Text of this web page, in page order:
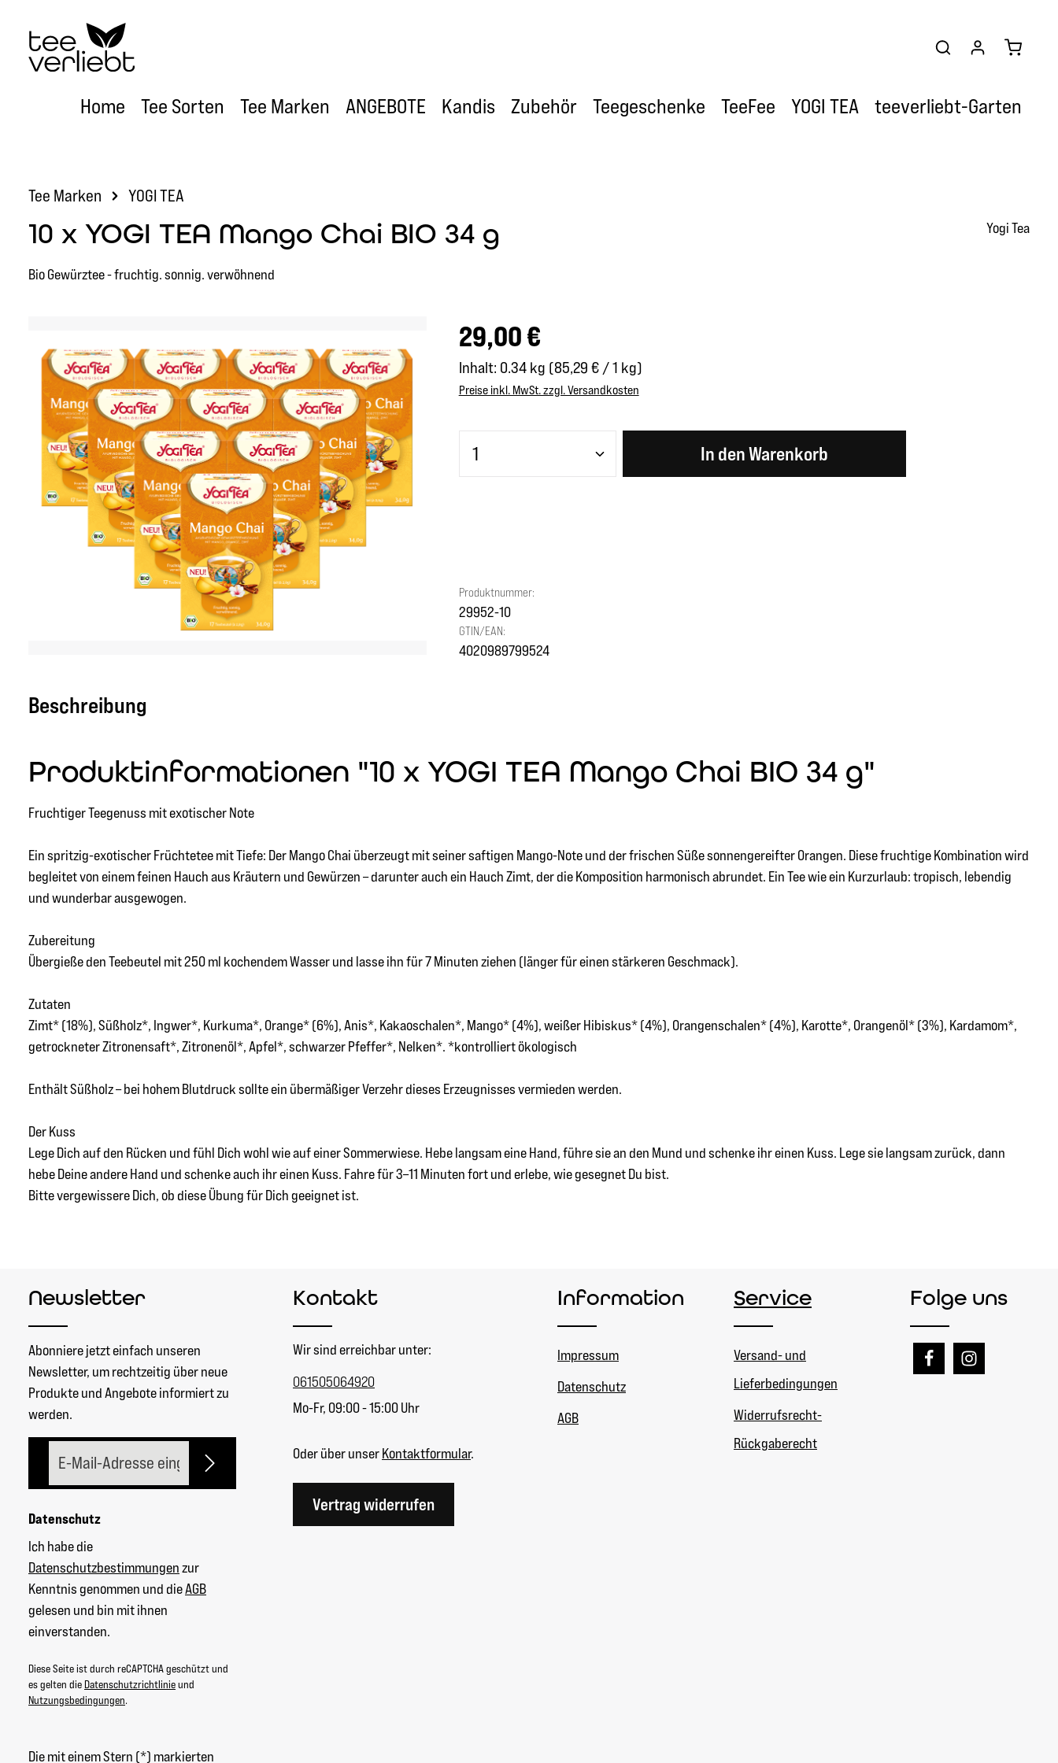
Hauptinhalt springen
Zur Hauptnavigation springen
Home Tee Sorten Tee Marken ANGEBOTE Kandis Zubehör Teegeschenke TeeFee YOGI TEA teeverliebt-Garten
Tee Marken YOGI TEA
10 x YOGI TEA Mango Chai BIO 34 g Yogi Tea
Bio Gewürztee - fruchtig. sonnig. verwöhnend
Regulärer Preis:
29,00 €
Inhalt: 0.34 kg (85,29 € / 1 kg)
Preise inkl. MwSt. zzgl. Versandkosten
Produkt Anzahl: Gib den gewünschten Wert ein oder benutze die Schaltflächen
In den Warenkorb
Produktnummer:
29952-10
GTIN/EAN:
4020989799524
Beschreibung
Produktinformationen "10 x YOGI TEA Mango Chai BIO 34 g"
Fruchtiger Teegenuss mit exotischer Note
Ein spritzig-exotischer Früchtetee mit Tiefe: Der Mango Chai überzeugt mit seiner saftigen Mango-Note und der frischen Süße sonnengereifter Orangen. Diese fruchtige Kombination wird
begleitet von einem feinen Hauch aus Kräutern und Gewürzen – darunter auch ein Hauch Zimt, der die Komposition harmonisch abrundet. Ein Tee wie ein Kurzurlaub: tropisch, lebendig
und wunderbar ausgewogen.
Zubereitung
Übergieße den Teebeutel mit 250 ml kochendem Wasser und lasse ihn für 7 Minuten ziehen (länger für einen stärkeren Geschmack).
Zutaten
Zimt* (18%), Süßholz*, Ingwer*, Kurkuma*, Orange* (6%), Anis*, Kakaoschalen*, Mango* (4%), weißer Hibiskus* (4%), Orangenschalen* (4%), Karotte*, Orangenöl* (3%), Kardamom*,
getrockneter Zitronensaft*, Zitronenöl*, Apfel*, schwarzer Pfeffer*, Nelken*. *kontrolliert ökologisch
Enthält Süßholz – bei hohem Blutdruck sollte ein übermäßiger Verzehr dieses Erzeugnisses vermieden werden.
Der Kuss
Lege Dich auf den Rücken und fühl Dich wohl wie auf einer Sommerwiese. Hebe langsam eine Hand, führe sie an den Mund und schenke ihr einen Kuss. Lege sie langsam zurück, dann
hebe Deine andere Hand und schenke auch ihr einen Kuss. Fahre für 3–11 Minuten fort und erlebe, wie gesegnet Du bist.
Bitte vergewissere Dich, ob diese Übung für Dich geeignet ist.
Newsletter
Abonniere jetzt einfach unseren
Newsletter, um rechtzeitig über neue
Produkte und Angebote informiert zu
werden.
Datenschutz
Ich habe die
Datenschutzbestimmungenzur
Kenntnis genommen und dieAGB
gelesen und bin mit ihnen
einverstanden.
Diese Seite ist durch reCAPTCHA geschützt und
es gelten die Datenschutzrichtlinieund
Nutzungsbedingungen.
Die mit einem Stern (*) markierten
Kontakt
Wir sind erreichbar unter:
061505064920
Mo-Fr, 09:00 - 15:00 Uhr
Oder über unserKontaktformular.
Vertrag widerrufen
Information
Impressum
Datenschutz
AGB
Service
Versand- und
Lieferbedingungen
Widerrufsrecht-
Rückgaberecht
Folge uns